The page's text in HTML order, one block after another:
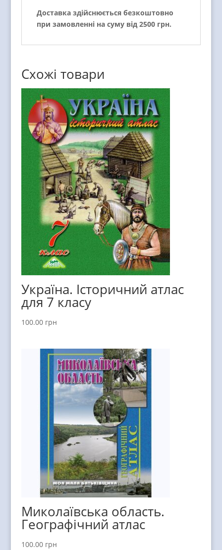
Доставка здійснюється безкоштовно
при замовленні на суму від 2500 грн.
Схожі товари
Україна. Історичний атлас
для 7 класу
100.00 грн
Миколаївська область.
Географічний атлас
100.00 грн